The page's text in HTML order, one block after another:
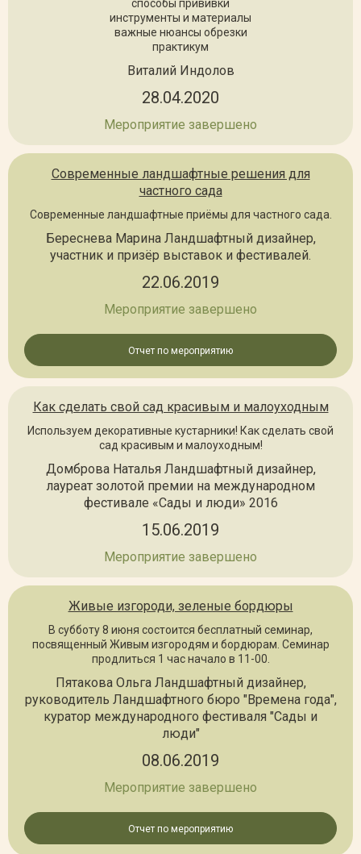
способы прививки
инструменты и материалы
важные нюансы обрезки
практикум
Виталий Индолов
28.04.2020
Мероприятие завершено
Современные ландшафтные решения для
частного сада
Современные ландшафтные приёмы для частного сада.
Береснева Марина Ландшафтный дизайнер,
участник и призёр выставок и фестивалей.
22.06.2019
Мероприятие завершено
Отчет по мероприятию
Как сделать свой сад красивым и малоуходным
Используем декоративные кустарники! Как сделать свой
сад красивым и малоуходным!
Домброва Наталья Ландшафтный дизайнер,
лауреат золотой премии на международном
фестивале «Сады и люди» 2016
15.06.2019
Мероприятие завершено
Живые изгороди, зеленые бордюры
В субботу 8 июня состоится бесплатный семинар,
посвященный Живым изгородям и бордюрам. Семинар
продлиться 1 час начало в 11-00.
Пятакова Ольга Ландшафтный дизайнер,
руководитель Ландшафтного бюро "Времена года",
куратор международного фестиваля "Сады и
люди"
08.06.2019
Мероприятие завершено
Отчет по мероприятию